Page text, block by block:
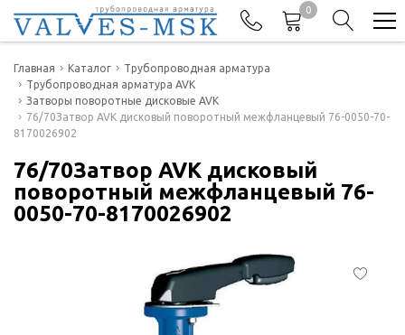
0
Телефоны
+7(977) 474-62-50
Отдел продаж
Главная Каталог
Трубопроводная арматура
Трубопроводная арматура AVK
Затворы поворотные дисковые AVK
76/70Затвор AVK дисковый поворотный межфланцевый 76-0050-70-
8170026902
76/70Затвор AVK дисковый
поворотный межфланцевый 76-
0050-70-8170026902